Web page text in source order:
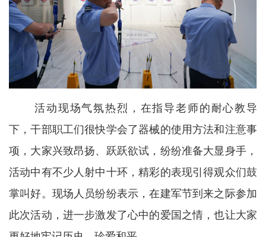
活动现场气氛热烈，在指导老师的耐心教导
下，干部职工们很快学会了器械的使用方法和注意事
项，大家兴致昂扬、跃跃欲试，纷纷准备大显身手，
活动中有不少人射中十环，精彩的表现引得观众们鼓
掌叫好。现场人员纷纷表示，在建军节到来之际参加
此次活动，进一步激发了心中的爱国之情，也让大家